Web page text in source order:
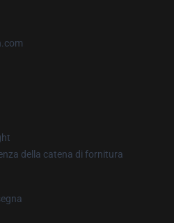
della catena di fornitura